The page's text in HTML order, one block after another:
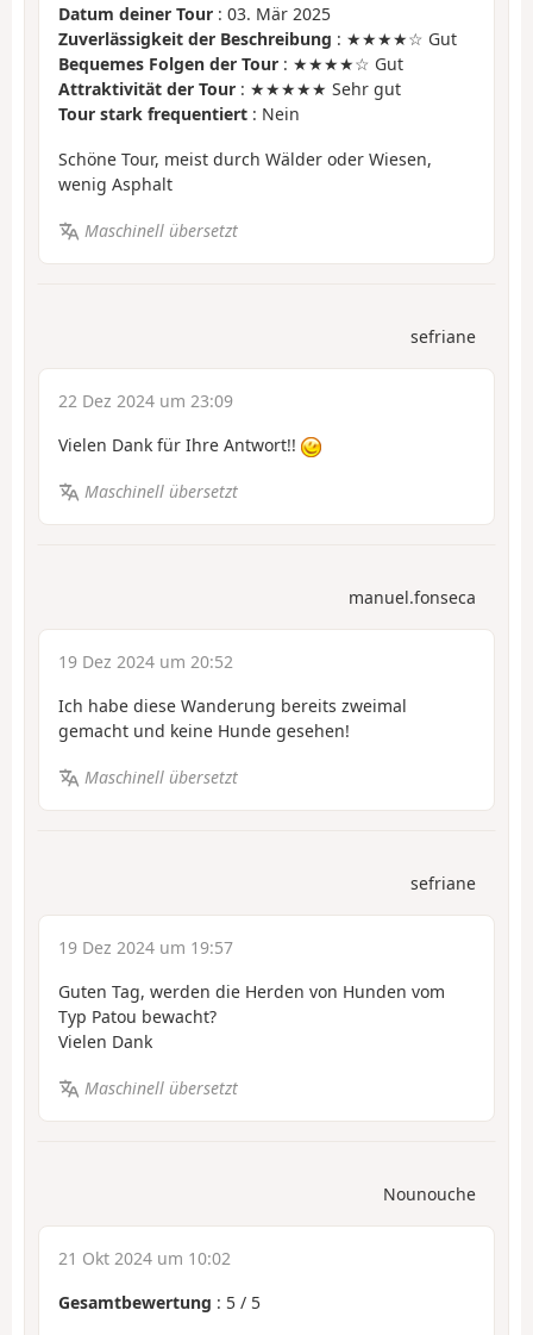
Datum deiner Tour : 03. Mär 2025
Zuverlässigkeit der Beschreibung : ★★★★☆ Gut
Bequemes Folgen der Tour : ★★★★☆ Gut
Attraktivität der Tour : ★★★★★ Sehr gut
Tour stark frequentiert : Nein
Schöne Tour, meist durch Wälder oder Wiesen,
wenig Asphalt
Maschinell übersetzt
sefriane
22 Dez 2024 um 23:09
Vielen Dank für Ihre Antwort!!
Maschinell übersetzt
manuel.fonseca
19 Dez 2024 um 20:52
Ich habe diese Wanderung bereits zweimal
gemacht und keine Hunde gesehen!
Maschinell übersetzt
sefriane
19 Dez 2024 um 19:57
Guten Tag, werden die Herden von Hunden vom
Typ Patou bewacht?
Vielen Dank
Maschinell übersetzt
Nounouche
21 Okt 2024 um 10:02
Gesamtbewertung : 5 / 5